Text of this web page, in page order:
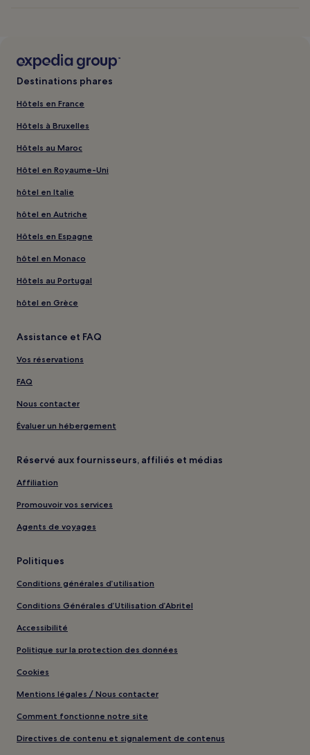
Destinations phares
Hôtels en France
Hôtels à Bruxelles
Hôtels au Maroc
Hôtel en Royaume-Uni
hôtel en Italie
hôtel en Autriche
Hôtels en Espagne
hôtel en Monaco
Hôtels au Portugal
hôtel en Grèce
Assistance et FAQ
Vos réservations
FAQ
Nous contacter
Évaluer un hébergement
Réservé aux fournisseurs, affiliés et médias
Affiliation
Promouvoir vos services
Agents de voyages
Politiques
Conditions générales d’utilisation
Conditions Générales d’Utilisation d’Abritel
Accessibilité
Politique sur la protection des données
Cookies
Mentions légales / Nous contacter
Comment fonctionne notre site
Directives de contenu et signalement de contenus